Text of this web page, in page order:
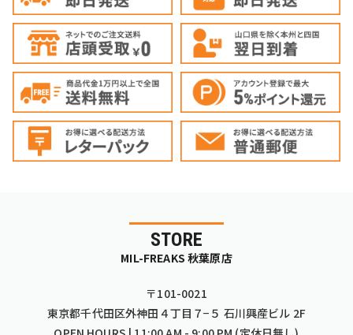
STORE
MIL-FREAKS 秋葉原店
〒101-0021
東京都千代田区外神田４丁目７−５ 石川興産ビル 2F